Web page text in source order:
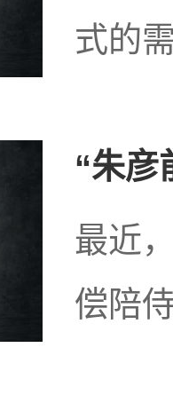
式的
“朱彦
最近
偿陪